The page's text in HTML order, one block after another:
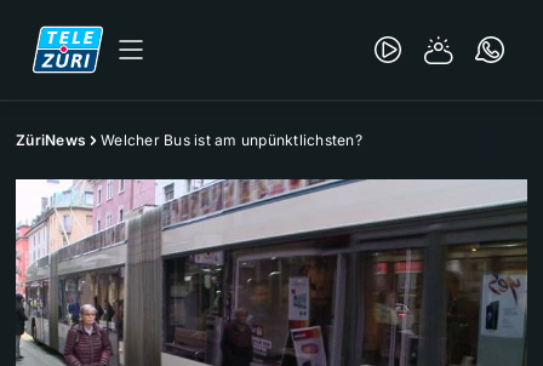
ZüriNews Welcher Bus ist am unpünktlichsten?